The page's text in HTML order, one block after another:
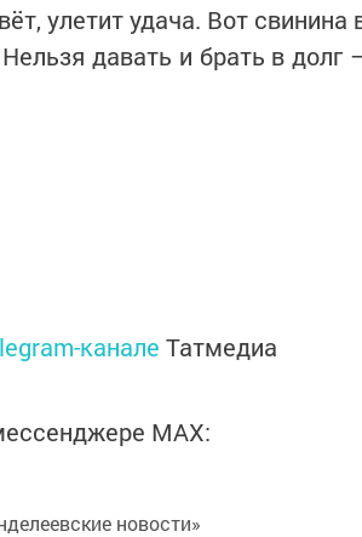
улетит удача. Вот свинина
давать и брать в долг
канале Татмедиа
MАХ:
новости»